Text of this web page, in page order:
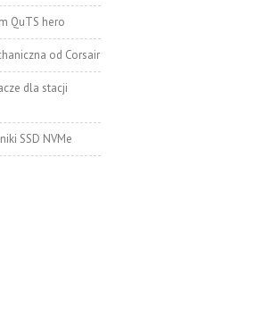
QuTS hero
od Corsair
dla stacji
SSD NVMe